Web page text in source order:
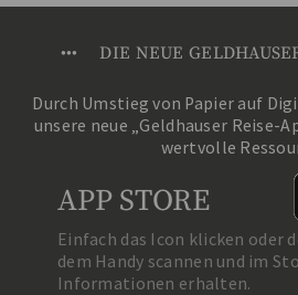
••• DIE NEUE
Durch Umstieg von Papier auf
unsere neue „Geldhauser Reise-
wertvolle
APP STORE
Einfach das Icon klicken oder
dem Handy scannen und im
Informationen erhalten.